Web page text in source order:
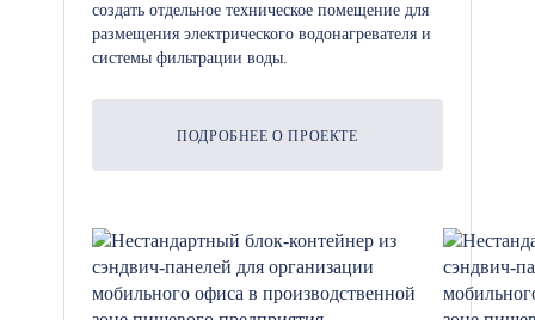
обустройства комфортных
спальных мест, зон для отдыха и
температуры в любое время года.
создать отдельное техническое помещение для
размещения электрического водонагревателя и
системы фильтрации воды.
ПОДРОБНЕЕ О ПРОЕКТЕ